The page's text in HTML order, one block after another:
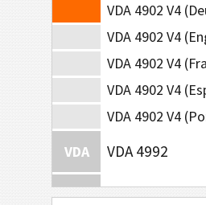
VDA 4902 V4
VDA 4902 V4
VDA 4902 V4
VDA 4902 V4
VDA
VDA 4992
VDA VDA 4994